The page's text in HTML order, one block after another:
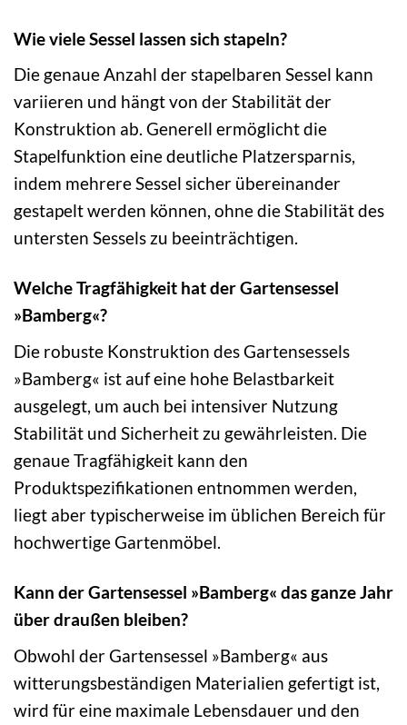
Wie viele Sessel lassen sich stapeln?
Die genaue Anzahl der stapelbaren Sessel kann
variieren und hängt von der Stabilität der
Konstruktion ab. Generell ermöglicht die
Stapelfunktion eine deutliche Platzersparnis,
indem mehrere Sessel sicher übereinander
gestapelt werden können, ohne die Stabilität des
untersten Sessels zu beeinträchtigen.
Welche Tragfähigkeit hat der Gartensessel
»Bamberg«?
Die robuste Konstruktion des Gartensessels
»Bamberg« ist auf eine hohe Belastbarkeit
ausgelegt, um auch bei intensiver Nutzung
Stabilität und Sicherheit zu gewährleisten. Die
genaue Tragfähigkeit kann den
Produktspezifikationen entnommen werden,
liegt aber typischerweise im üblichen Bereich für
hochwertige Gartenmöbel.
Kann der Gartensessel »Bamberg« das ganze Jahr
über draußen bleiben?
Obwohl der Gartensessel »Bamberg« aus
witterungsbeständigen Materialien gefertigt ist,
wird für eine maximale Lebensdauer und den